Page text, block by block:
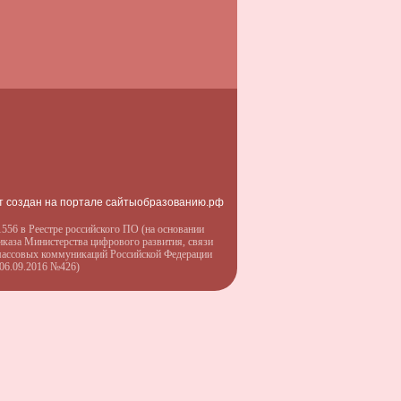
создан на портале сайтыобразованию.рф
в Реестре российского ПО (на основании
Министерства цифрового развития, связи
коммуникаций Российской Федерации
№426)